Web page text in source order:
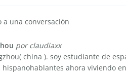
una conversación
por claudiaxx
china ). soy estudiante de
ahora viviendo